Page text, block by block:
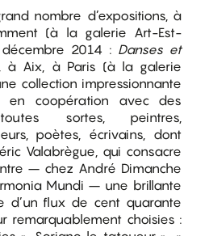
nombre d’expositions, à
(à la galerie Art-Est-
2014 : Danses et
à Aix, à Paris (à la galerie
collection impressionnante
en coopération avec des
sortes, peintres,
poètes, écrivains, dont
Valabrègue, qui consacre
– chez André Dimanche
Mundi – une brillante
d’un flux de cent quarante
remarquablement choisies :